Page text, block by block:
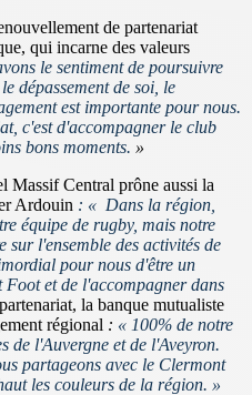
de partenariat
qui incarne des valeurs
le sentiment de poursuivre
le dépassement de soi, le
est importante pour nous.
c'est d'accompagner le club
bons moments. »
Massif Central prône aussi la
Ardouin : « Dans la région,
équipe de rugby, mais notre
sur l'ensemble des activités de
pour nous d'être un
et de l'accompagner dans
la banque mutualiste
régional : « 100% de notre
de l'Auvergne et de l'Aveyron.
partageons avec le Clermont
les couleurs de la région. »